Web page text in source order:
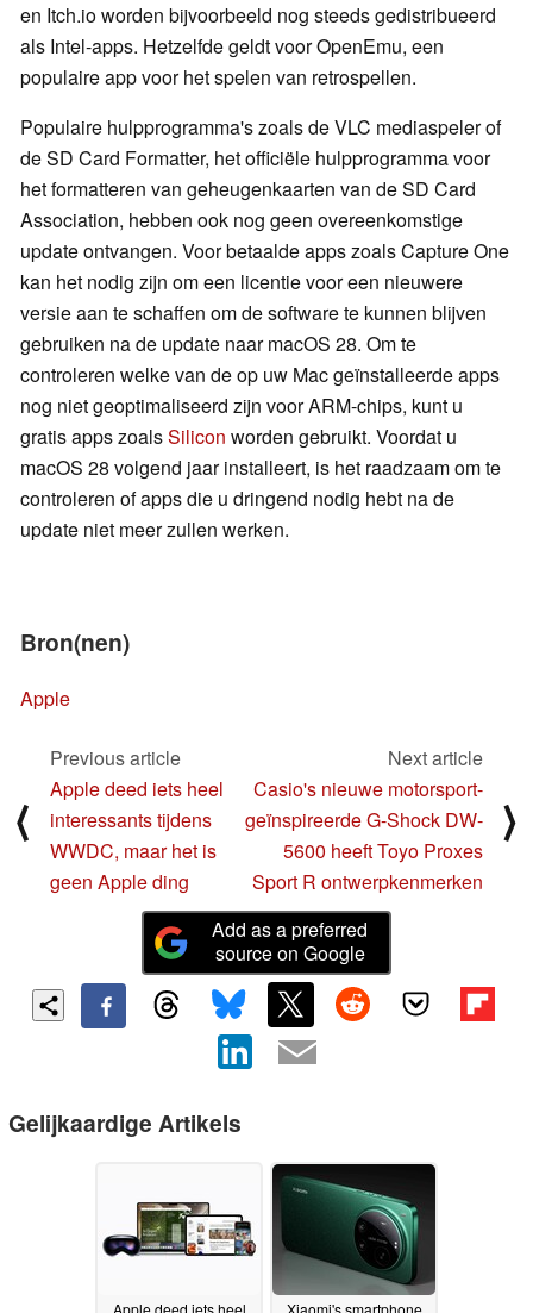
en Itch.io worden bijvoorbeeld nog steeds gedistribueerd
als Intel-apps. Hetzelfde geldt voor OpenEmu, een
populaire app voor het spelen van retrospellen.
Populaire hulpprogramma's zoals de VLC mediaspeler of
de SD Card Formatter, het officiële hulpprogramma voor
het formatteren van geheugenkaarten van de SD Card
Association, hebben ook nog geen overeenkomstige
update ontvangen. Voor betaalde apps zoals Capture One
kan het nodig zijn om een licentie voor een nieuwere
versie aan te schaffen om de software te kunnen blijven
gebruiken na de update naar macOS 28. Om te
controleren welke van de op uw Mac geïnstalleerde apps
nog niet geoptimaliseerd zijn voor ARM-chips, kunt u
gratis apps zoalsSilicon worden gebruikt. Voordat u
macOS 28 volgend jaar installeert, is het raadzaam om te
controleren of apps die u dringend nodig hebt na de
update niet meer zullen werken.
Bron(nen)
Apple
⟨
Previous article
Apple deed iets heel
interessants tijdens
WWDC, maar het is
geen Apple ding
Next article
Casio's nieuwe motorsport-
geïnspireerde G-Shock DW-
5600 heeft Toyo Proxes
Sport R ontwerpkenmerken
⟩
Add as a preferred
source on Google
Gelijkaardige Artikels